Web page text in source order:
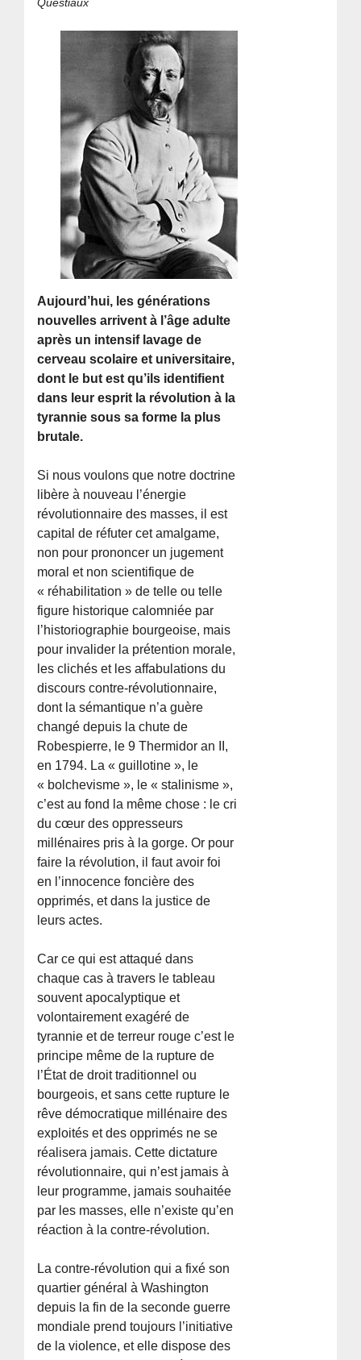
Questiaux
Aujourd’hui, les générations
nouvelles arrivent à l’âge adulte
après un intensif lavage de
cerveau scolaire et universitaire,
dont le but est qu’ils identifient
dans leur esprit la révolution à la
tyrannie sous sa forme la plus
brutale.
Si nous voulons que notre doctrine
libère à nouveau l’énergie
révolutionnaire des masses, il est
capital de réfuter cet amalgame,
non pour prononcer un jugement
moral et non scientifique de
« réhabilitation » de telle ou telle
figure historique calomniée par
l’historiographie bourgeoise, mais
pour invalider la prétention morale,
les clichés et les affabulations du
discours contre-révolutionnaire,
dont la sémantique n’a guère
changé depuis la chute de
Robespierre, le 9 Thermidor an II,
en 1794. La « guillotine », le
« bolchevisme », le « stalinisme »,
c’est au fond la même chose : le cri
du cœur des oppresseurs
millénaires pris à la gorge. Or pour
faire la révolution, il faut avoir foi
en l’innocence foncière des
opprimés, et dans la justice de
leurs actes.
Car ce qui est attaqué dans
chaque cas à travers le tableau
souvent apocalyptique et
volontairement exagéré de
tyrannie et de terreur rouge c’est le
principe même de la rupture de
l’État de droit traditionnel ou
bourgeois, et sans cette rupture le
rêve démocratique millénaire des
exploités et des opprimés ne se
réalisera jamais. Cette dictature
révolutionnaire, qui n’est jamais à
leur programme, jamais souhaitée
par les masses, elle n’existe qu’en
réaction à la contre-révolution.
La contre-révolution qui a fixé son
quartier général à Washington
depuis la fin de la seconde guerre
mondiale prend toujours l’initiative
de la violence, et elle dispose des